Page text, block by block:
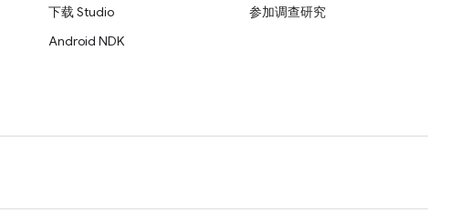
下载 Studio
Android NDK
参加调查研究